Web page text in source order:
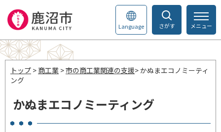
さがす
Language メニュー
トップ > 商工業 >市の商工業関連の支援> かぬまエコノミーティ
ング
かぬまエコノミーティング